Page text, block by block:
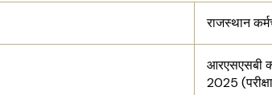
राजस्थान
आरएसएसबी
2025